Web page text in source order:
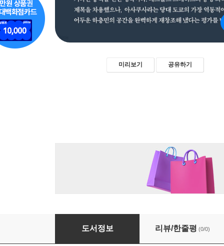
미리보기 공유하기
일본 서푼짜리 오페라
도서정보 리뷰/한줄평 (0/0)